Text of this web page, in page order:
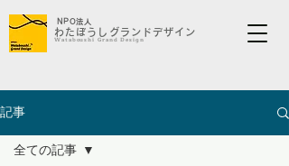
NPO法人
わたぼうしグランドデザイン​​​
​Wataboushi Grand Design
記事
全ての記事